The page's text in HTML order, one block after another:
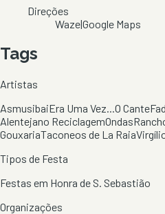
Direções
Waze|Google Maps
Tags
Artistas
AsmusibaiEra Uma Vez...O Cante
Alentejano ReciclagemOndas
GouxariaTaconeos de La Raia
Tipos de Festa
Festas em Honra de S. Sebastião
Organizações